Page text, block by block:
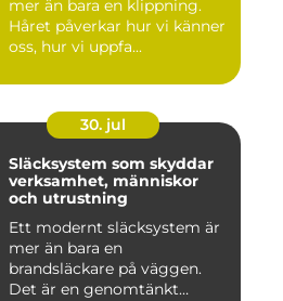
mer än bara en klippning.
Håret påverkar hur vi känner
oss, hur vi uppfa...
30. jul
Släcksystem som skyddar
verksamhet, människor
och utrustning
Ett modernt släcksystem är
mer än bara en
brandsläckare på väggen.
Det är en genomtänkt